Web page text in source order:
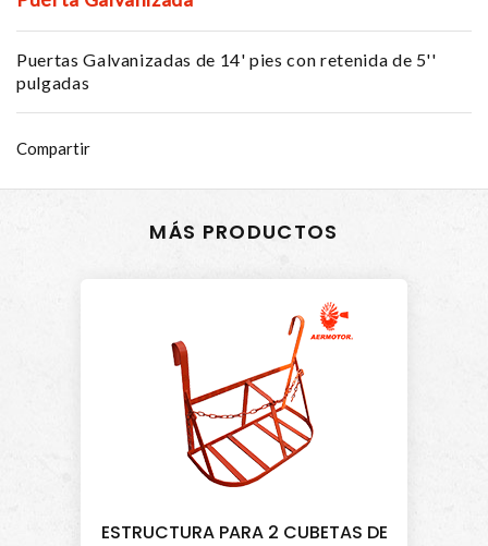
Puertas Galvanizadas de 14' pies con retenida de 5''
pulgadas
Compartir
MÁS PRODUCTOS
ESTRUCTURA PARA 2 CUBETAS DE